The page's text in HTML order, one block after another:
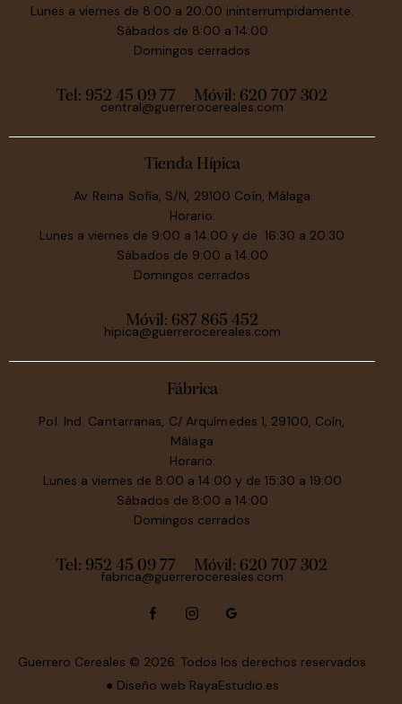
Lunes a viernes de 8:00 a 20:00 ininterrumpidamente.
Sábados de 8:00 a 14:00
Domingos cerrados
Tel: 952 45 09 77 Móvil: 620 707 302
central@guerrerocereales.com
Tienda Hípica
Av. Reina Sofía, S/N, 29100 Coín, Málaga
Horario:
Lunes a viernes de 9:00 a 14:00 y de 16:30 a 20:30
Sábados de 9:00 a 14:00
Domingos cerrados
Móvil: 687 865 452
hipica@guerrerocereales.com
Fábrica
Pol. Ind. Cantarranas, C/ Arquímedes 1, 29100, Coín,
Málaga
Horario:
Lunes a viernes de 8:00 a 14:00 y de 15:30 a 19:00
Sábados de 8:00 a 14:00
Domingos cerrados
Tel: 952 45 09 77 Móvil: 620 707 302
fabrica@guerrerocereales.com
Guerrero Cereales © 2026. Todos los derechos reservados
● Diseño web RayaEstudio.es